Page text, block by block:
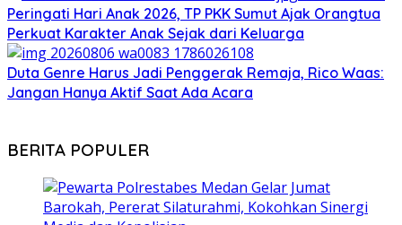
Peringati Hari Anak 2026, TP PKK Sumut Ajak Orangtua
Perkuat Karakter Anak Sejak dari Keluarga
Duta Genre Harus Jadi Penggerak Remaja, Rico Waas:
Jangan Hanya Aktif Saat Ada Acara
BERITA POPULER